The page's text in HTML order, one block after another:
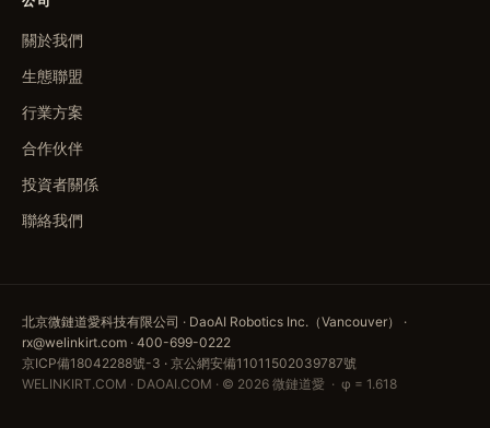
關於我們
生態聯盟
行業方案
合作伙伴
投資者關係
聯絡我們
北京微鏈道愛科技有限公司 · DaoAI Robotics Inc.（Vancouver） ·
rx@welinkirt.com · 400-699-0222
京ICP備18042288號-3 · 京公網安備11011502039787號
WELINKIRT.COM · DAOAI.COM · © 2026 微鏈道愛 · φ = 1.618